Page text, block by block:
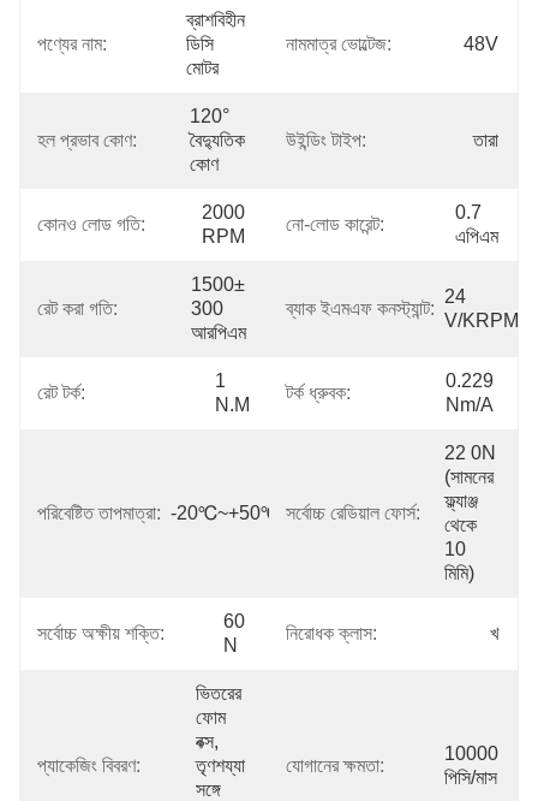
পণ্যের নাম:
ব্রাশবিহীন
ডিসি
মোটর
নামমাত্র ভোল্টেজ: 48V
হল প্রভাব কোণ:
120°
বৈদ্যুতিক
কোণ
উইন্ডিং টাইপ: তারা
কোনও লোড গতি:
2000
RPM
নো-লোড কারেন্ট:
0.7
এপিএম
রেট করা গতি:
1500±
300
আরপিএম
ব্যাক ইএমএফ কনস্ট্যান্ট:
24
V/kRPM
রেট টর্ক:
1
N.M
টর্ক ধ্রুবক:
0.229
Nm/A
পরিবেষ্টিত তাপমাত্রা: -20℃~+50℃ সর্বোচ্চ রেডিয়াল ফোর্স:
22 0N
(সামনের
ফ্ল্যাঞ্জ
থেকে
10
মিমি)
সর্বোচ্চ অক্ষীয় শক্তি:
60
N
নিরোধক ক্লাস: খ
প্যাকেজিং বিবরণ:
ভিতরের
ফোম
বক্স,
তৃণশয্যা
সঙ্গে
যোগানের ক্ষমতা:
10000
পিসি/মাস